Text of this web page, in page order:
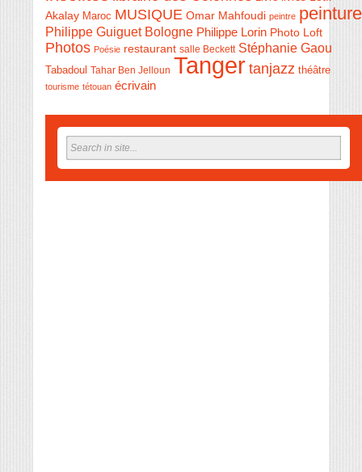
Akalay Maroc MUSIQUE Omar Mahfoudi peintre peinture
Philippe Guiguet Bologne Philippe Lorin Photo Loft
Photos Poésie restaurant salle Beckett Stéphanie Gaou
Tabadoul Tahar Ben Jelloun Tanger tanjazz théâtre
tourisme tétouan écrivain